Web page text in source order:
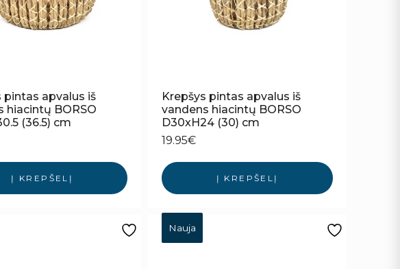
pintas apvalus iš
hiacintų BORSO
(36.5) cm
Į KREPŠELĮ
Krepšys pintas apvalus iš
vandens hiacintų BORSO
D30xH24 (30) cm
19.95€
Į KREPŠELĮ
Nauja